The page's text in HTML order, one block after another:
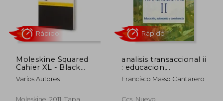
Rápido Rápido
Moleskine Squared
Cahier XL - Black
Cover (3 Set) (en
Inglés)
Varios Autores
Moleskine, 2011, Tapa
analisis transaccional ii
: educacion,
autonomia y
convivencia
Francisco Masso Cantarero
Ccs, Nuevo